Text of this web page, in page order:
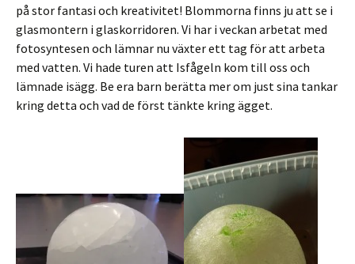
på stor fantasi och kreativitet! Blommorna finns ju att se i
glasmontern i glaskorridoren. Vi har i veckan arbetat med
fotosyntesen och lämnar nu växter ett tag för att arbeta
med vatten. Vi hade turen att Isfågeln kom till oss och
lämnade isägg. Be era barn berätta mer om just sina tankar
kring detta och vad de först tänkte kring ägget.